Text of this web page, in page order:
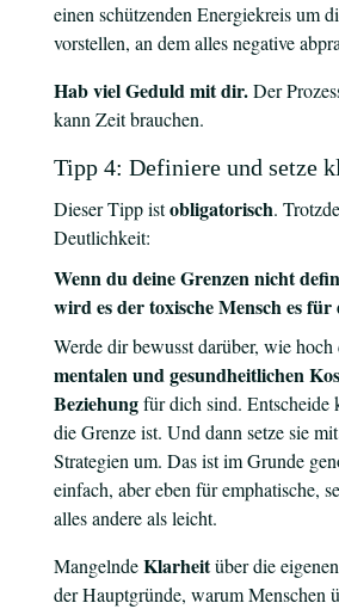
einen schützenden Energiekreis um
vorstellen, an dem alles negative
Hab viel Geduld mit dir.Der
kann Zeit brauchen.
Tipp 4: Definiere und setze
Dieser Tipp istobligatorisch.
Deutlichkeit:
Wenn du deine Grenzen nicht
wird es der toxische Mensch es
Werde dir bewusst darüber, wie hoch
mentalen und gesundheitlichen
Beziehungfür dich sind. Entscheide
die Grenze ist. Und dann setze sie
Strategien um. Das ist im Grunde
einfach, aber eben für emphatische,
alles andere als leicht.
MangelndeKlarheitüber die
der Hauptgründe, warum Menschen